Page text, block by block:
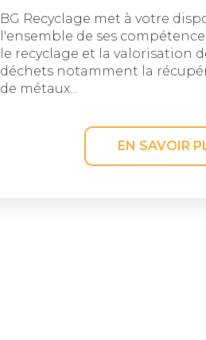
BG Recyclage met à votre
l'ensemble de ses
le recyclage et la valorisation
déchets notamment la
de métaux...
EN SAVOIR